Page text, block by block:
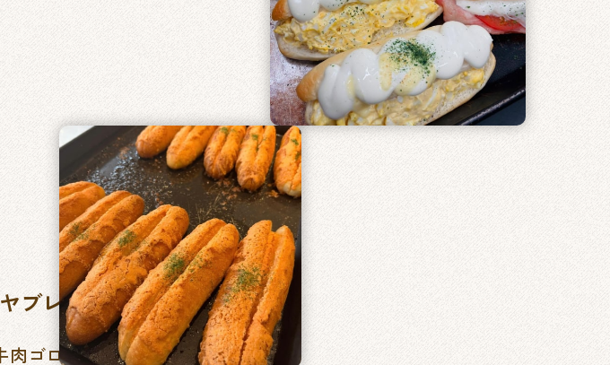
ブレッドファクトリー 巽東店
肉ゴロッとカレーパン